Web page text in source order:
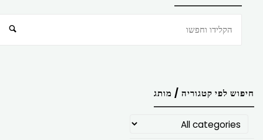
חיפוש לפי קטגוריה / מותג